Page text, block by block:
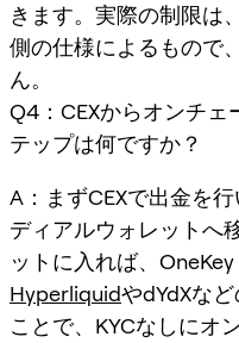
きます。実際の制限は
側の仕様によるもので
ん。
Q4：CEXからオンチェ
テップは何ですか？
A：まずCEXで出金を
ディアルウォレットへ
ットに入れば、
HyperliquidやdYdXな
ことで、KYCなしにオ